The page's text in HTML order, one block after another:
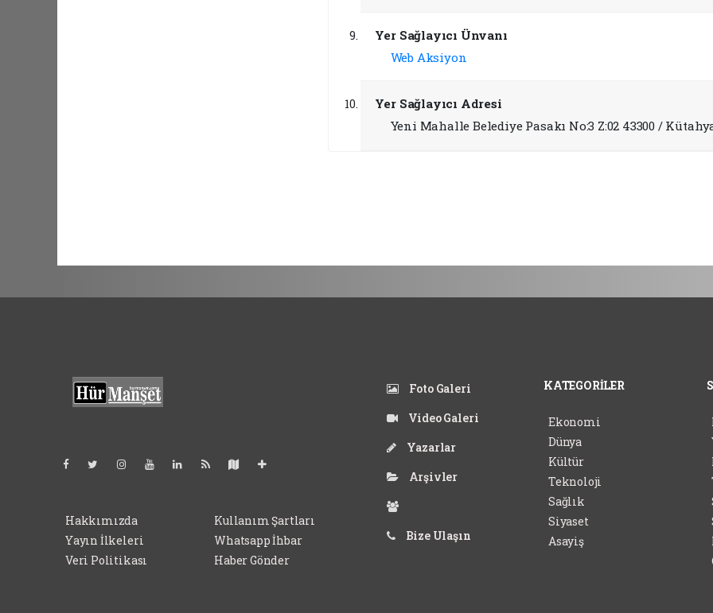
Yer Sağlayıcı Ünvanı
Web Aksiyon
Yer Sağlayıcı Adresi
Yeni Mahalle Belediye Pasakı No:3 Z:02 43300 /
Hakkımızda
Yayın İlkeleri
Veri Politikası
Kullanım Şartları
Whatsapp İhbar
Haber Gönder
Foto Galeri
Video Galeri
Yazarlar
Arşivler
Bize Ulaşın
KATEGORİLER
Ekonomi
Dünya
Kültür
Teknoloji
Sağlık
Siyaset
Asayiş